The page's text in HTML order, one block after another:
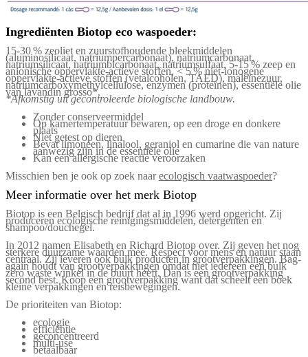
Ingrediënten Biotop eco waspoeder:
15-30 % zeoliet en zuurstofhoudende bleekmiddelen
(aluminosilicaat, natriumpercarbonaat), natriumcarbonaat,
natriumsilicaat, natriumbicarbonaat, natriumsulfaat, 5-15 % zeep en
anionische oppervlakte-actieve stoffen, < 5 % niet-ionogene
oppervlakte-actieve stoffen (vetalcoholen, TAED), maleïnezuur,
natriumcarboxymethylcellulose, enzymen (proteïnen), essentiële olie
van lavandin grosso*.
*Afkomstig uit gecontroleerde biologische landbouw.
Zonder conserveermiddel
Op kamertemperatuur bewaren, op een droge en donkere
plaats
Niet getest op dieren
Bevat limoneen, linalool, geraniol en cumarine die van nature
aanwezig zijn in de essentiële olie
Kan een allergische reactie veroorzaken
Misschien ben je ook op zoek naarecologisch vaatwaspoeder?
Meer informatie over het merk Biotop
Biotop is een Belgisch bedrijf dat al in 1996 werd opgericht. Zij
produceren ecologische reinigingsmiddelen, detergenten en
shampoo/douchegel.
In 2012 namen Elisabeth en Richard Biotop over. Zij geven het nog
sterkere duurzame waarden mee. Respect voor mens en natuur staan
centraal. Zij leveren ook bulk producten in grootverpakkingen. Bag-
again houdt van grootverpakkingen omdat niet iedereen een bulk
zero waste winkel in de buurt heeft. Dan is een grootverpakking
second best. Koop een grootverpakking want dat scheelt een boek
kleine verpakkingen en reisbewegingen.
De prioriteiten van Biotop:
ecologie
efficiëntie
geconcentreerd
multi-use
betaalbaar